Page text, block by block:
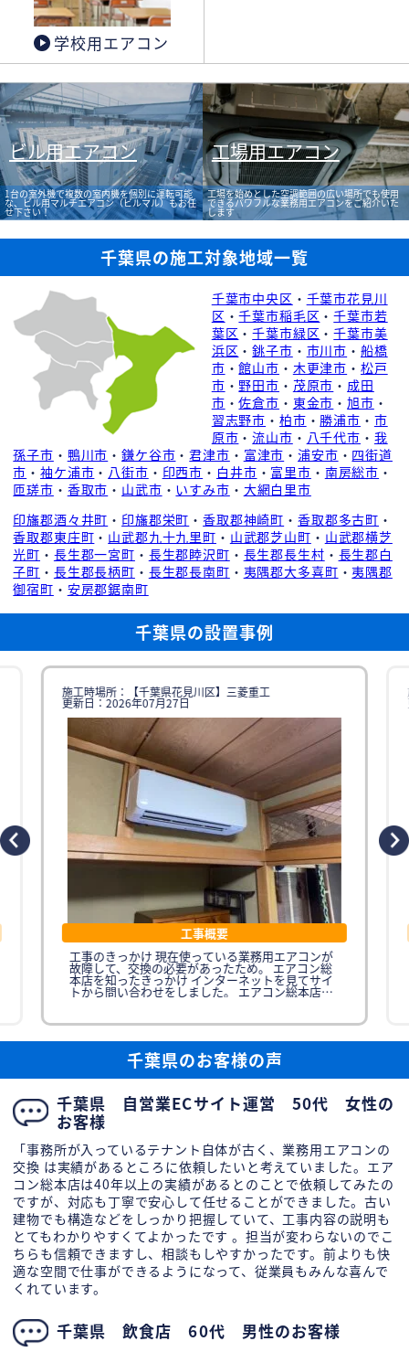
学校用エアコン
ビル用エアコン
1台の室外機で複数の室内機を個別に運転可能
な、ビル用マルチエアコン（ビルマル）もお任
せ下さい！
工場用エアコン
工場を始めとした空調範囲の広い場所でも使用
できるパワフルな業務用エアコンをご紹介いた
します
千葉県の施工対象地域一覧
千葉市中央区 ・ 千葉市花見川
区 ・千葉市稲毛区 ・千葉市若
葉区 ・千葉市緑区 ・千葉市美
浜区 ・銚子市 ・ 市川市 ・船橋
市 ・館山市 ・ 木更津市 ・松戸
市 ・ 野田市 ・ 茂原市 ・ 成田
市 ・佐倉市 ・ 東金市 ・旭市 ・
習志野市 ・ 柏市 ・ 勝浦市 ・ 市
原市 ・流山市 ・ 八千代市 ・ 我
孫子市 ・ 鴨川市 ・鎌ケ谷市 ・君津市 ・ 富津市 ・浦安市 ・ 四街道
市 ・袖ケ浦市 ・ 八街市 ・ 印西市 ・ 白井市 ・ 富里市 ・ 南房総市 ・
匝瑳市 ・ 香取市 ・ 山武市 ・ いすみ市 ・ 大網白里市
印旛郡酒々井町 ・ 印旛郡栄町 ・香取郡神崎町 ・ 香取郡多古町 ・
香取郡東庄町 ・ 山武郡九十九里町 ・ 山武郡芝山町 ・ 山武郡横芝
光町 ・ 長生郡一宮町 ・ 長生郡睦沢町 ・ 長生郡長生村 ・ 長生郡白
子町 ・ 長生郡長柄町 ・ 長生郡長南町 ・ 夷隅郡大多喜町 ・夷隅郡
御宿町 ・ 安房郡鋸南町
千葉県の設置事例
施工時場所：【千葉県花見川区】三菱重工
更新日：2026年07月27日
工事概要
工事のきっかけ 現在使っている業務用エアコンが
故障して、交換の必要があったため。 エアコン総
本店を知ったきっかけ インターネットを見てサイ
トから問い合わせをしました。 エアコン総本店に
依頼を決めた理由 訪問しな
千葉県のお客様の声
千葉県 自営業ECサイト運営 50代 女性の
お客様
「事務所が入っているテナント自体が古く、業務用エアコンの
交換 は実績があるところに依頼したいと考えていました。エア
コン総本店は40年以上の実績があるとのことで依頼してみたの
ですが、対応も丁寧で安心して任せることができました。古い
建物でも構造などをしっかり把握していて、工事内容の説明も
とてもわかりやすくてよかったです 。担当が変わらないのでこ
ちらも信頼できますし、相談もしやすかったです。前よりも快
適な空間で仕事ができるようになって、従業員もみんな喜んで
くれています。
千葉県 飲食店 60代 男性のお客様